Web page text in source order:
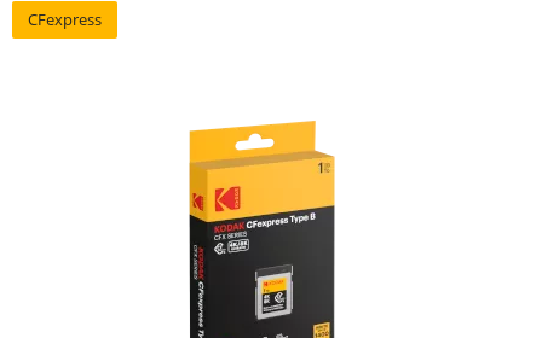
CFexpress